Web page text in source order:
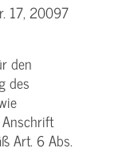
17, 20097
den
des
Art. 6 Abs.